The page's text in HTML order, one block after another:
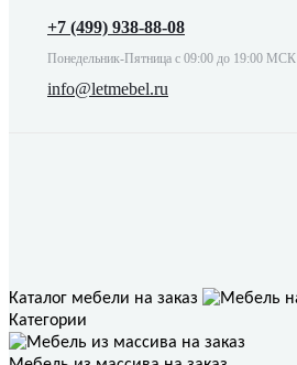
+7 (499) 938-88-08
Понедельник-Пятница с 09:00 до 19:00 МСК
info@letmebel.ru
Каталог мебели на заказ
Категории